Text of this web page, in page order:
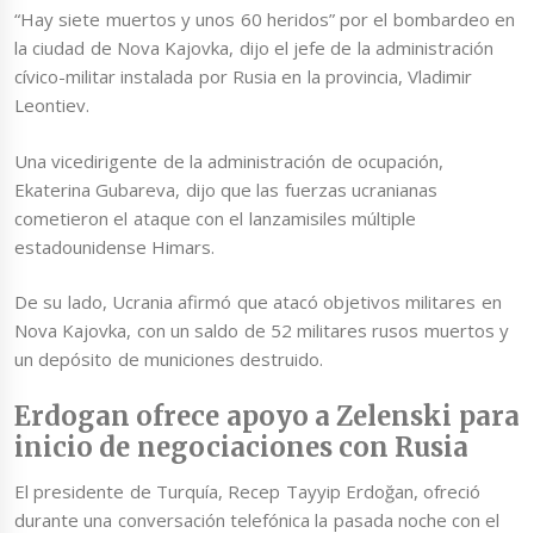
“Hay siete muertos y unos 60 heridos” por el bombardeo en
la ciudad de Nova Kajovka, dijo el jefe de la administración
cívico-militar instalada por Rusia en la provincia, Vladimir
Leontiev.
Una vicedirigente de la administración de ocupación,
Ekaterina Gubareva, dijo que las fuerzas ucranianas
cometieron el ataque con el lanzamisiles múltiple
estadounidense Himars.
De su lado, Ucrania afirmó que atacó objetivos militares en
Nova Kajovka, con un saldo de 52 militares rusos muertos y
un depósito de municiones destruido.
Erdogan ofrece apoyo a Zelenski para
inicio de negociaciones con Rusia
El presidente de Turquía, Recep Tayyip Erdoğan, ofreció
durante una conversación telefónica la pasada noche con el